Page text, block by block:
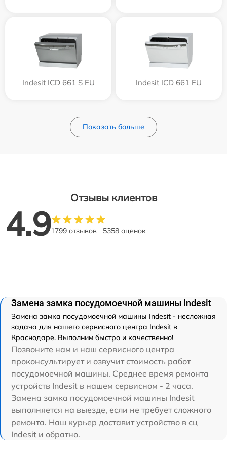
Indesit ICD 661 S EU Indesit ICD 661 EU
Показать больше
Отзывы клиентов
4.91799 отзывов 5358 оценок
Замена замка посудомоечной машины Indesit
Замена замка посудомоечной машины Indesit - несложная
задача для нашего сервисного центра Indesit в
Краснодаре. Выполним быстро и качественно!
Позвоните нам и наш сервисного центра
проконсультирует и озвучит стоимость работ
посудомоечной машины. Среднее время ремонта
устройств Indesit в нашем сервисном - 2 часа.
Замена замка посудомоечной машины Indesit
выполняется на выезде, если не требует сложного
ремонта. Наш курьер доставит устройство в сц
Indesit и обратно.